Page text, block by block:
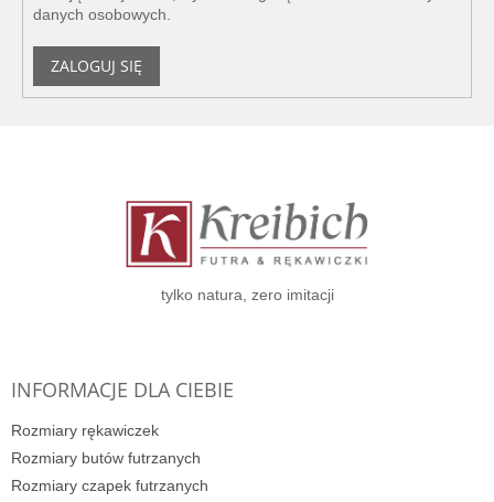
danych osobowych
ZALOGUJ SIĘ
tylko natura, zero imitacji
INFORMACJE DLA CIEBIE
Rozmiary rękawiczek
Rozmiary butów futrzanych
Rozmiary czapek futrzanych